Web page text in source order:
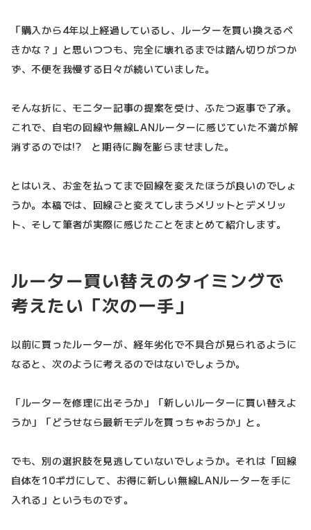
「購入から4年以上経過しているし、ルーターを買い換えるべ
きかな？」と思いつつも、完全に壊れるまでは踏ん切りがつか
ず、不便を我慢する日々が続いていました。
そんな折に、モニター記事の提案を受け、ふたつ返事で了承。
これで、自宅の回線や無線LANルーターに感じていた不満が解
消するのでは!? と期待に胸を膨らませました。
とはいえ、お金を払ってまで回線を変えたほうが良いのでしょ
うか。本稿では、回線ごと変えてしまうメリットとデメリッ
ト、そして筆者が実際に感じたことをまとめて紹介します。
ルーター買い替えのタイミングで
考えたい「次の一手」
以前に買ったルーターが、経年劣化で不具合が見られるように
なると、次のように考えるのではないでしょうか。
「ルーターを修理に出そうか」「新しいルーターに買い替えよ
うか」「どうせなら最新モデルを買っちゃおうか」と。
でも、別の選択肢を見逃していないでしょうか。それは「回線
自体を10ギガにして、お得に新しい無線LANルーターを手に
入れる」というものです。